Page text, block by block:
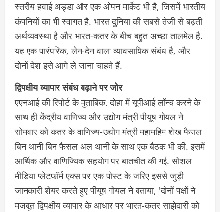
स्तरीय हवाई अड्डा और एक ओपन मार्केट भी है, जिसमें भारतीय
कंपनियों का भी स्वागत है. भारत दुनिया की सबसे तेजी से बढ़ती
अर्थव्यवस्था है और भारत-कतर के बीच बहुत अच्छा तालमेल है.
यह एक पारंपरिक, लेन-देन वाला व्यावसायिक संबंध है, और
दोनों देश इसे आगे ले जाना चाहते हैं.
द्विपक्षीय व्यापार संबंध बढ़ाने पर जोर
एएनआई की रिपोर्ट के मुताबिक, दोहा में यूपीआई लॉन्च करने के
साथ ही केंद्रीय वाणिज्य और उद्योग मंत्री पीयूष गोयल ने
सोमवार को कतर के वाणिज्य-उद्योग मंत्री महामहिम शेख फैसल
बिन थानी बिन फैसल अल थानी के साथ एक बैठक भी की. इसमें
आर्थिक और वाणिज्यिक सहयोग पर बातचीत की गई. सोशल
मीडिया प्लेटफॉर्म एक्स पर एक पोस्ट के जरिए इससे जुड़ी
जानकारी शेयर करते हुए पीयूष गोयल ने बताया, 'दोनों पक्षों ने
मजबूत द्विपक्षीय व्यापार के आधार पर भारत-कतर साझेदारी को